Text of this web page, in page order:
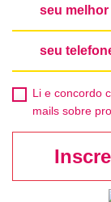
Li e concordo
mails sobre